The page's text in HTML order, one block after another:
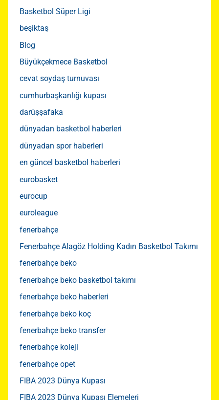
Basketbol Süper Ligi
beşiktaş
Blog
Büyükçekmece Basketbol
cevat soydaş turnuvası
cumhurbaşkanlığı kupası
darüşşafaka
dünyadan basketbol haberleri
dünyadan spor haberleri
en güncel basketbol haberleri
eurobasket
eurocup
euroleague
fenerbahçe
Fenerbahçe Alagöz Holding Kadın Basketbol Takımı
fenerbahçe beko
fenerbahçe beko basketbol takımı
fenerbahçe beko haberleri
fenerbahçe beko koç
fenerbahçe beko transfer
fenerbahçe koleji
fenerbahçe opet
FIBA 2023 Dünya Kupası
FIBA 2023 Dünya Kupası Elemeleri